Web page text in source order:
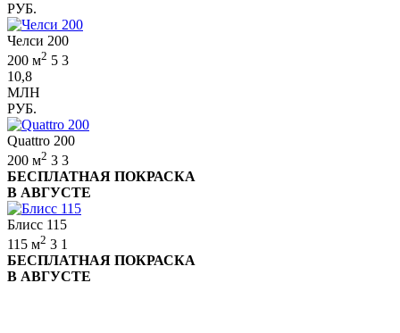
РУБ.
Челси 200
200 м2 5 3
10,8
МЛН
РУБ.
Quattro 200
200 м2 3 3
БЕСПЛАТНАЯ ПОКРАСКА
В АВГУСТЕ
Блисс 115
115 м2 3 1
БЕСПЛАТНАЯ ПОКРАСКА
В АВГУСТЕ